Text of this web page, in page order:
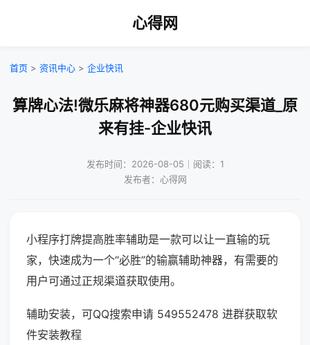
心得网
首页 > 资讯中心 > 企业快讯
算牌心法!微乐麻将神器680元购买渠道_原
来有挂-企业快讯
发布时间：2026-08-05｜阅读：1
发布者：心得网
小程序打牌提高胜率辅助是一款可以让一直输的玩
家，快速成为一个“必胜”的输赢辅助神器，有需要的
用户可通过正规渠道获取使用。
辅助安装，可QQ搜索申请 549552478 进群获取软
件安装教程